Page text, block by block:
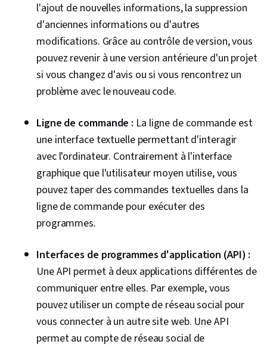
l'ajout de nouvelles informations, la suppression
d'anciennes informations ou d'autres
modifications. Grâce au contrôle de version, vous
pouvez revenir à une version antérieure d'un projet
si vous changez d'avis ou si vous rencontrez un
problème avec le nouveau code.
Ligne de commande : La ligne de commande est
une interface textuelle permettant d'interagir
avec l'ordinateur. Contrairement à l'interface
graphique que l'utilisateur moyen utilise, vous
pouvez taper des commandes textuelles dans la
ligne de commande pour exécuter des
programmes.
Interfaces de programmes d'application (API) :
Une API permet à deux applications différentes de
communiquer entre elles. Par exemple, vous
pouvez utiliser un compte de réseau social pour
vous connecter à un autre site web. Une API
permet au compte de réseau social de